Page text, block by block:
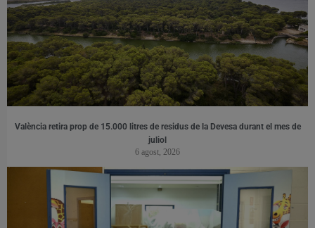
València retira prop de 15.000 litres de residus de la Devesa durant el mes de
juliol
6 agost, 2026